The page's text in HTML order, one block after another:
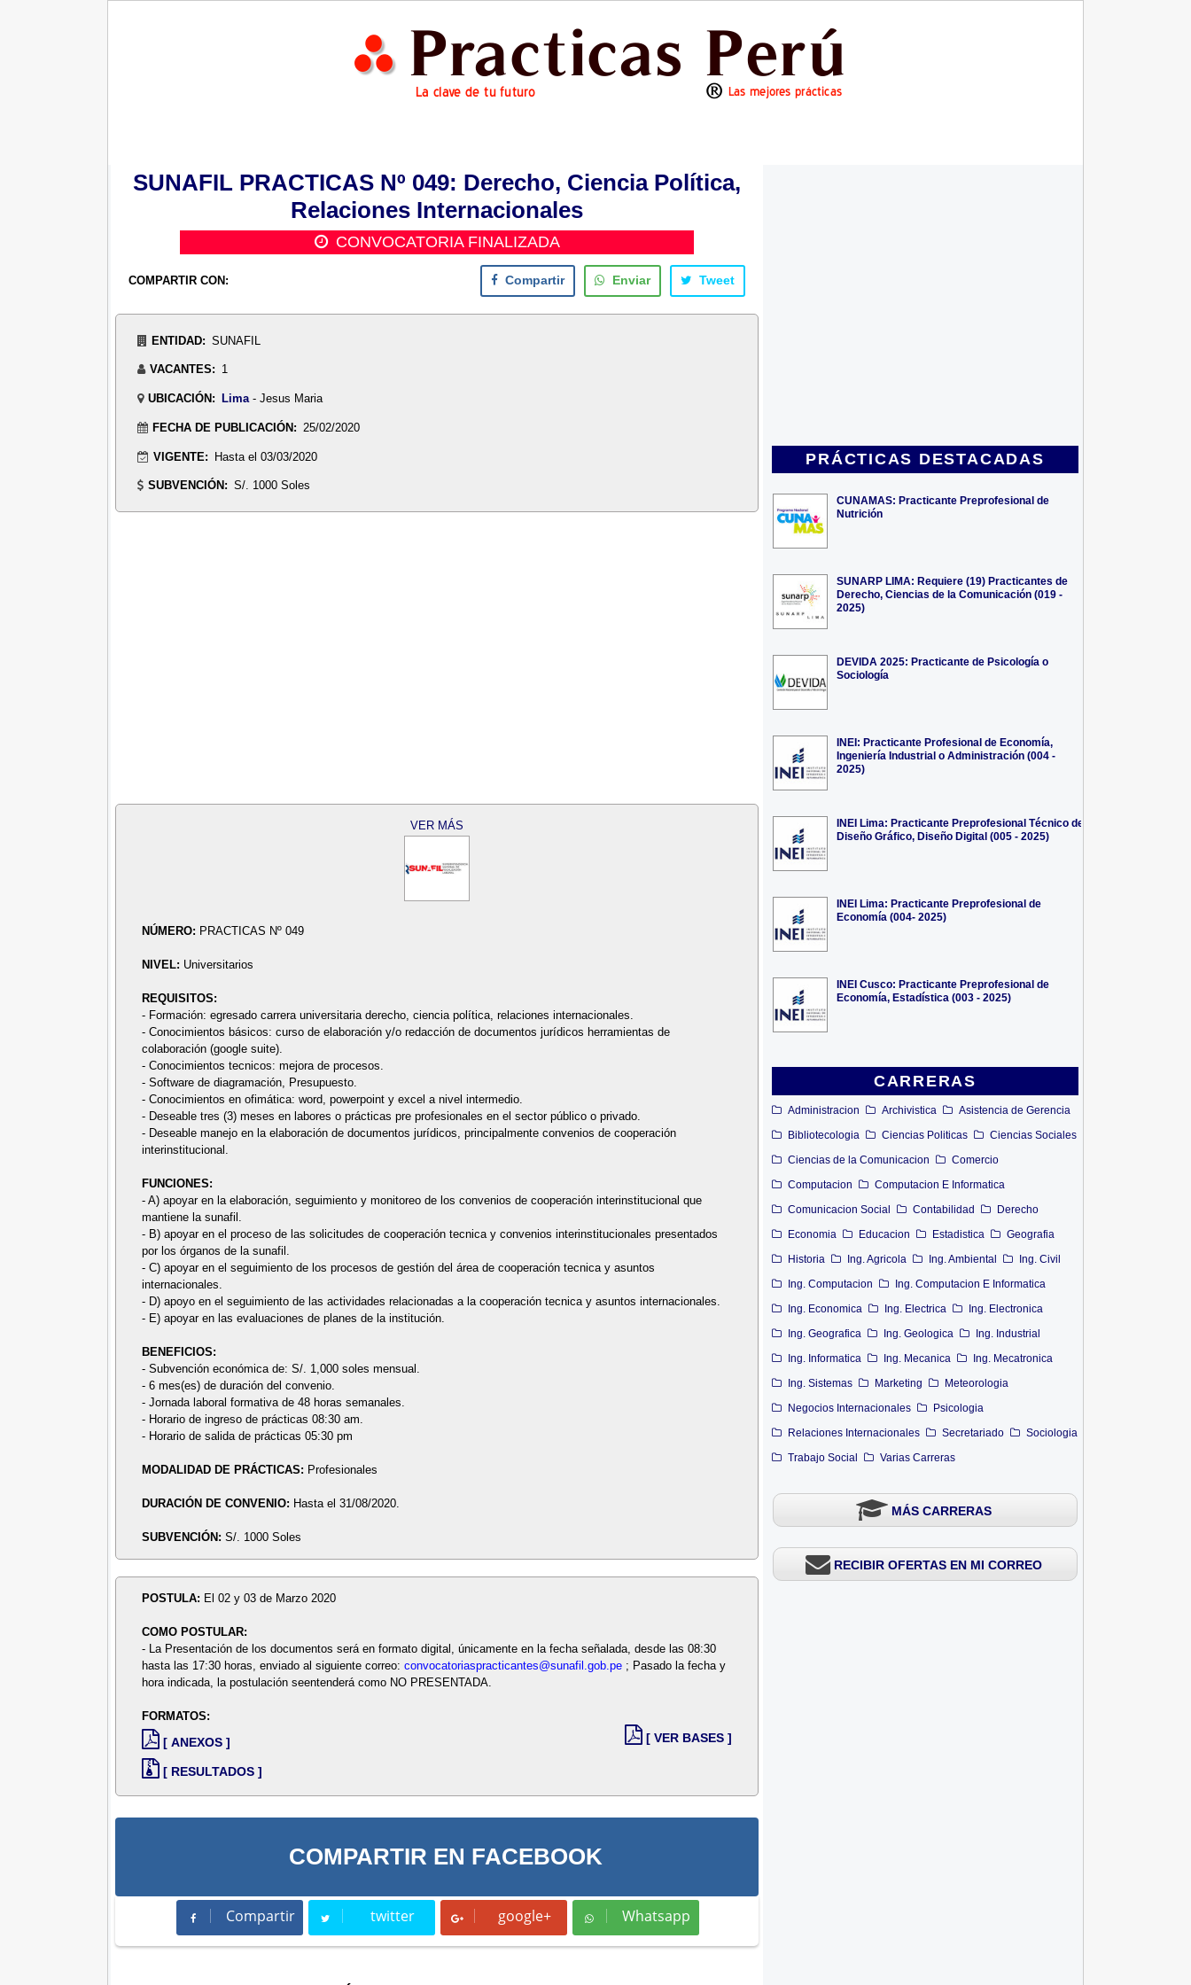
PRÁCTICAS DESTACADAS
CUNAMAS: Practicante Preprofesional de
Nutrición
SUNARP LIMA: Requiere (19) Practicantes de
Derecho, Ciencias de la Comunicación (019 -
2025)
DEVIDA 2025: Practicante de Psicología o
Sociología
INEI: Practicante Profesional de Economía,
Ingeniería Industrial o Administración (004 -
2025)
INEI Lima: Practicante Preprofesional Técnico de
Diseño Gráfico, Diseño Digital (005 - 2025)
INEI Lima: Practicante Preprofesional de
Economía (004- 2025)
INEI Cusco: Practicante Preprofesional de
Economía, Estadística (003 - 2025)
CARRERAS
Administracion Archivistica
Asistencia de Gerencia
Bibliotecologia
Ciencias Politicas
Ciencias Sociales
Ciencias de la Comunicacion
Comercio
Computacion
Computacion E Informatica
Comunicacion Social
Contabilidad
Derecho
Economia
Educacion Estadistica
Geografia
Historia
Ing. Agricola Ing. Ambiental
Ing. Civil
Ing. Computacion
Ing. Computacion E Informatica
Ing. Economica
Ing. Electrica
Ing. Electronica
Ing. Geografica
Ing. Geologica
Ing. Industrial
Ing. Informatica
Ing. Mecanica
Ing. Mecatronica
Ing. Sistemas
Marketing
Meteorologia
Negocios Internacionales
Psicologia
Relaciones Internacionales
Secretariado
Sociologia
Trabajo Social
Varias Carreras
MÁS CARRERAS
RECIBIR OFERTAS EN MI CORREO
SUNAFIL PRACTICAS Nº 049: Derecho, Ciencia Política,
Relaciones Internacionales
CONVOCATORIA FINALIZADA
COMPARTIR CON: Compartir Enviar Tweet
ENTIDAD: SUNAFIL
VACANTES: 1
UBICACIÓN: Lima- Jesus Maria
FECHA DE PUBLICACIÓN: 25/02/2020
VIGENTE: Hasta el 03/03/2020
SUBVENCIÓN: S/. 1000 Soles
VER MÁS
NÚMERO: PRACTICAS Nº 049
NIVEL: Universitarios
REQUISITOS:
- Formación: egresado carrera universitaria derecho, ciencia política, relaciones internacionales.
- Conocimientos básicos: curso de elaboración y/o redacción de documentos jurídicos herramientas de
colaboración (google suite).
- Conocimientos tecnicos: mejora de procesos.
- Software de diagramación, Presupuesto.
- Conocimientos en ofimática: word, powerpoint y excel a nivel intermedio.
- Deseable tres (3) meses en labores o prácticas pre profesionales en el sector público o privado.
- Deseable manejo en la elaboración de documentos jurídicos, principalmente convenios de cooperación
interinstitucional.
FUNCIONES:
- A) apoyar en la elaboración, seguimiento y monitoreo de los convenios de cooperación interinstitucional que
mantiene la sunafil.
- B) apoyar en el proceso de las solicitudes de cooperación tecnica y convenios interinstitucionales presentados
por los órganos de la sunafil.
- C) apoyar en el seguimiento de los procesos de gestión del área de cooperación tecnica y asuntos
internacionales.
- D) apoyo en el seguimiento de las actividades relacionadas a la cooperación tecnica y asuntos internacionales.
- E) apoyar en las evaluaciones de planes de la institución.
BENEFICIOS:
- Subvención económica de: S/. 1,000 soles mensual.
- 6 mes(es) de duración del convenio.
- Jornada laboral formativa de 48 horas semanales.
- Horario de ingreso de prácticas 08:30 am.
- Horario de salida de prácticas 05:30 pm
MODALIDAD DE PRÁCTICAS: Profesionales
DURACIÓN DE CONVENIO: Hasta el 31/08/2020.
SUBVENCIÓN:S/. 1000 Soles
POSTULA: El 02 y 03 de Marzo 2020
COMO POSTULAR:
- La Presentación de los documentos será en formato digital, únicamente en la fecha señalada, desde las 08:30
hasta las 17:30 horas, enviado al siguiente correo:convocatoriaspracticantes@sunafil.gob.pe ; Pasado la fecha y
hora indicada, la postulación seentenderá como NO PRESENTADA.
FORMATOS:
[ ANEXOS ]
[ RESULTADOS ]
[ VER BASES ]
COMPARTIR EN FACEBOOK
Compartir
Compartir twitter
Tweet google+ Whatsapp
Whatsapp